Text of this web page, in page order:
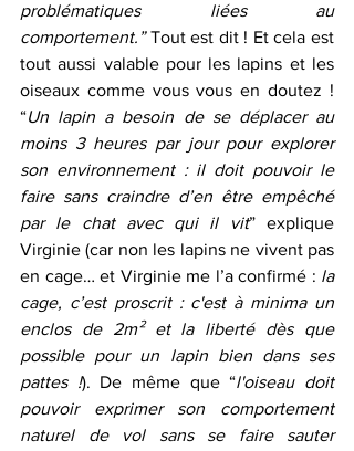
problématiques liées au
comportement.” Tout est dit ! Et cela est
tout aussi valable pour les lapins et les
oiseaux comme vous vous en doutez !
“Un lapin a besoin de se déplacer au
moins 3 heures par jour pour explorer
son environnement : il doit pouvoir le
faire sans craindre d’en être empêché
par le chat avec qui il vit” explique
Virginie (car non les lapins ne vivent pas
en cage… et Virginie me l’a confirmé : la
cage, c’est proscrit : c'est à minima un
enclos de 2m² et la liberté dès que
possible pour un lapin bien dans ses
pattes !). De même que “l'oiseau doit
pouvoir exprimer son comportement
naturel de vol sans se faire sauter